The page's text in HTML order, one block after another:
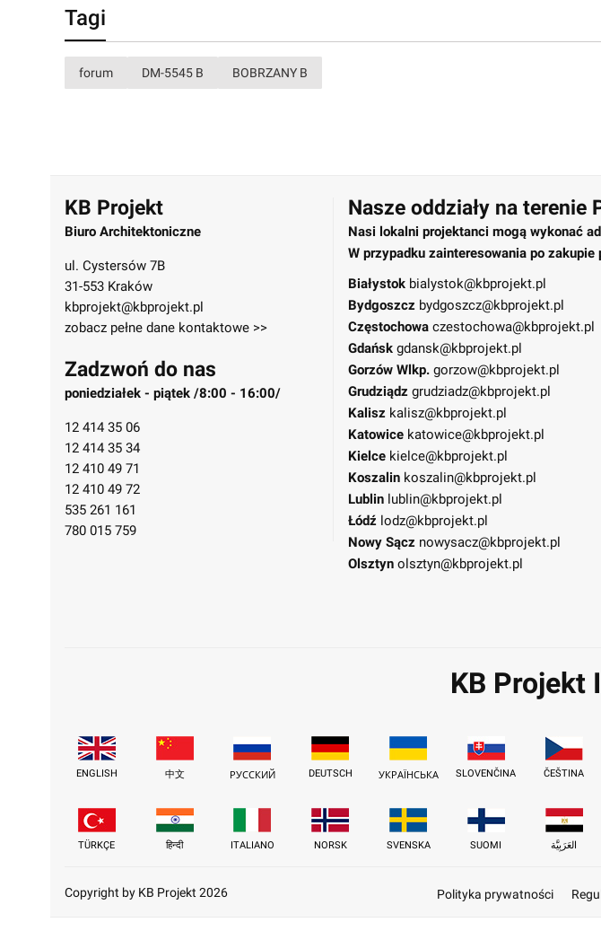
Tagi
forum DM-5545 B BOBRZANY B
KB Projekt
Biuro Architektoniczne
ul. Cystersów 7B
31-553 Kraków
kbprojekt@kbprojekt.pl
zobacz pełne dane kontaktowe >>
Zadzwoń do nas
poniedziałek - piątek /8:00 - 16:00/
12 414 35 06
12 414 35 34
12 410 49 71
12 410 49 72
535 261 161
780 015 759
Nasze oddziały na terenie
Nasi lokalni projektanci mogą wykonać
W przypadku zainteresowania po
Białystok bialystok@kbprojekt.pl
Bydgoszcz bydgoszcz@kbprojekt.pl
Częstochowa czestochowa@kbprojekt.pl
Gdańsk gdansk@kbprojekt.pl
Gorzów Wlkp. gorzow@kbprojekt.pl
Grudziądz grudziadz@kbprojekt.pl
Kalisz kalisz@kbprojekt.pl
Katowice katowice@kbprojekt.pl
Kielce kielce@kbprojekt.pl
Koszalin koszalin@kbprojekt.pl
Lublin lublin@kbprojekt.pl
Łódź lodz@kbprojekt.pl
Nowy Sącz nowysacz@kbprojekt.pl
Olsztyn olsztyn@kbprojekt.pl
KB Projekt
ENGLISH 中文 РУССКИЙ DEUTSCH УКРАЇНСЬКА SLOVENČINA ČEŠTINA
TÜRKÇE हिन्दी ITALIANO NORSK SVENSKA SUOMI العَرَبِيَّة
Copyright by KB Projekt 2026 Polityka prywatności